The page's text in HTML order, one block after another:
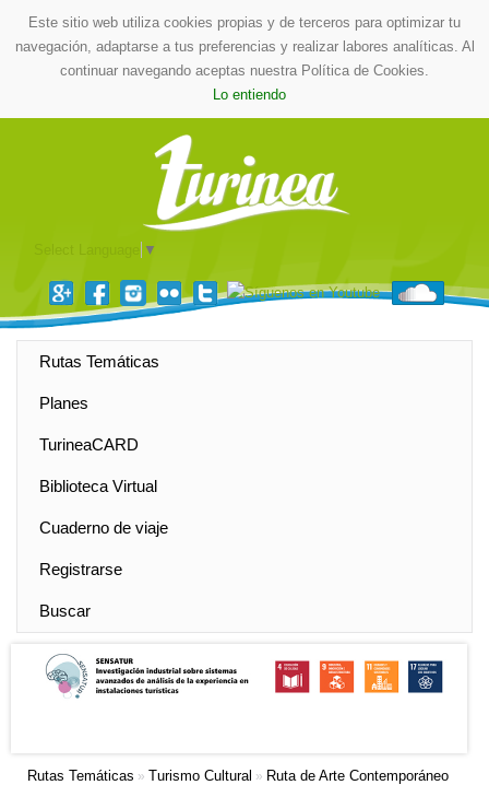
Este sitio web utiliza cookies propias y de terceros para optimizar tu
navegación, adaptarse a tus preferencias y realizar labores analíticas. Al
continuar navegando aceptas nuestra Política de Cookies.
Lo entiendo
▼
Rutas Temáticas
Planes
TurineaCARD
Biblioteca Virtual
Cuaderno de viaje
Registrarse
Buscar
Rutas Temáticas » Turismo Cultural » Ruta de Arte Contemporáneo